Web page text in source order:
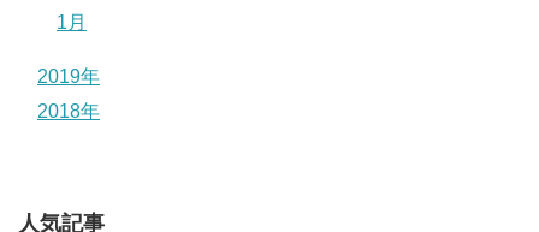
1月
2019年
2018年
人気記事